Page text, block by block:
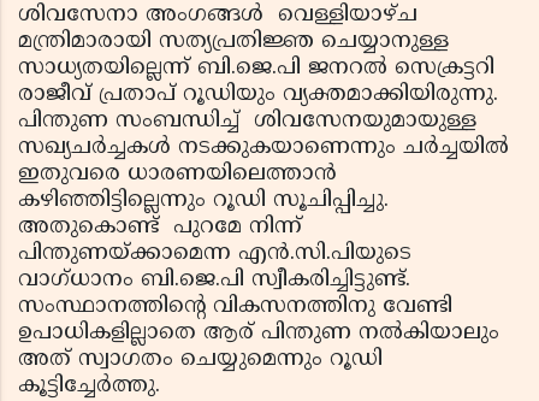
ശിവസേനാ അംഗങ്ങള്‍ വെള്ളിയാഴ്ച
മന്ത്രിമാരായി സത്യപ്രതിജ്ഞ ചെയ്യാനുള്ള
സാധ്യതയില്ലെന്ന് ബി.ജെ.പി ജനറല്‍ സെക്രട്ടറി
രാജീവ് പ്രതാപ് റൂഡിയും വ്യക്തമാക്കിയിരുന്നു.
പിന്തുണ സംബന്ധിച്ച് ശിവസേനയുമായുള്ള
സഖ്യചര്‍ച്ചകള്‍ നടക്കുകയാണെന്നും ചര്‍ച്ചയില്‍
ഇതുവരെ ധാരണയിലെത്താന്‍
കഴിഞ്ഞിട്ടില്ലെന്നും റൂഡി സൂചിപ്പിച്ചു.
അതുകൊണ്ട് പുറമേ നിന്ന്
പിന്തുണയ്ക്കാമെന്ന എന്‍.സി.പിയുടെ
വാഗ്ധാനം ബി.ജെ.പി സ്വീകരിച്ചിട്ടുണ്ട്.
സംസ്ഥാനത്തിന്റെ വികസനത്തിനു വേണ്ടി
ഉപാധികളില്ലാതെ ആര് പിന്തുണ നല്‍കിയാലും
അത് സ്വാഗതം ചെയ്യുമെന്നും റൂഡി
കൂട്ടിച്ചേര്‍ത്തു.